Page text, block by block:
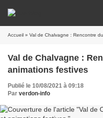
Accueil » Val de Chalvagne : Rencontre
Val de Chalvagne : Rencontre du patrimoine et
animations festives
Publié le 10/08/2021 à 09:18
Par verdon-info